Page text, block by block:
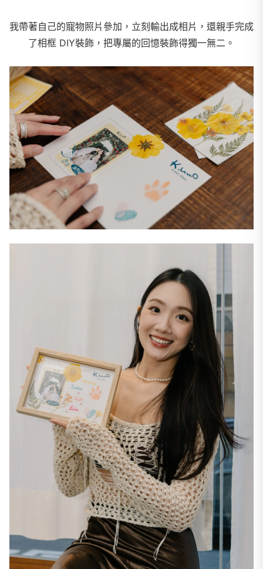
我帶著自己的寵物照片參加，立刻輸出成相片， 還親手完成
了相框 DIY裝飾，把專屬的回憶裝飾得獨一無二。